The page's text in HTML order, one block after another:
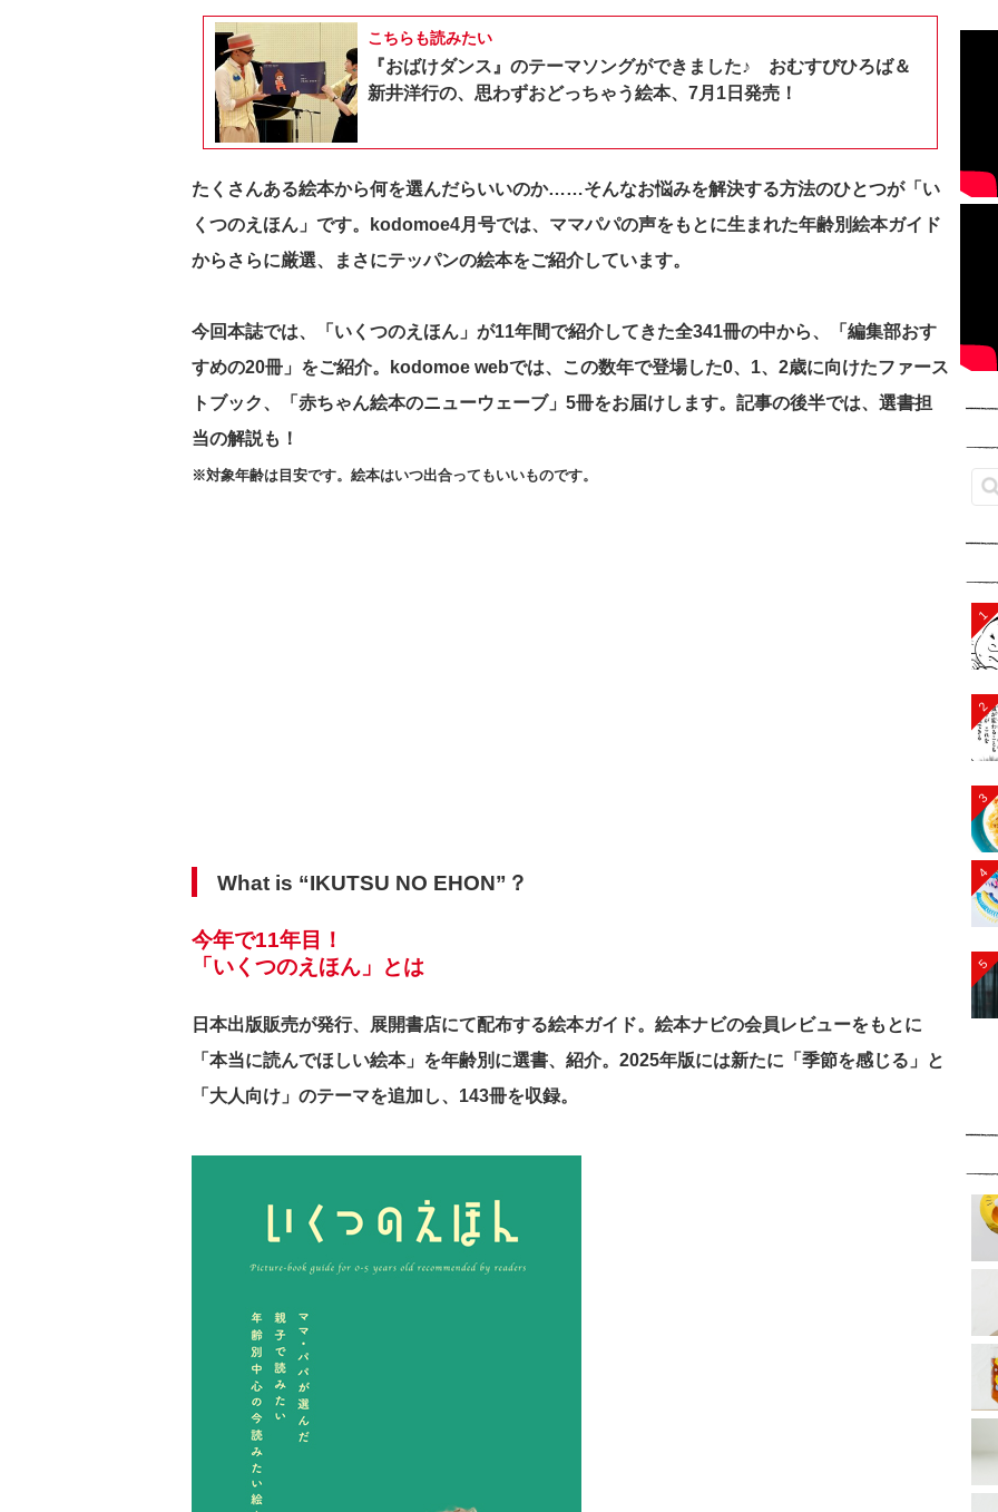
こちらも読みたい
『おばけダンス』のテーマソングができました♪ おむすびひろば＆
新井洋行の、思わずおどっちゃう絵本、7月1日発売！
たくさんある絵本から何を選んだらいいのか……そんなお悩みを解決する方法のひとつが「い
くつのえほん」です。kodomoe4月号では、ママパパの声をもとに生まれた年齢別絵本ガイド
からさらに厳選、まさにテッパンの絵本をご紹介しています。
今回本誌では、「いくつのえほん」が11年間で紹介してきた全341冊の中から、「編集部おす
すめの20冊」をご紹介。kodomoe webでは、この数年で登場した0、1、2歳に向けたファース
トブック、「赤ちゃん絵本のニューウェーブ」5冊をお届けします。記事の後半では、選書担
当の解説も！
※対象年齢は目安です。絵本はいつ出合ってもいいものです。
What is “IKUTSU NO EHON”？
今年で11年目！
「いくつのえほん」とは
日本出版販売が発行、展開書店にて配布する絵本ガイド。絵本ナビの会員レビューをもとに
「本当に読んでほしい絵本」を年齢別に選書、紹介。2025年版には新たに「季節を感じる」と
「大人向け」のテーマを追加し、143冊を収録。
1
2
3
4
5